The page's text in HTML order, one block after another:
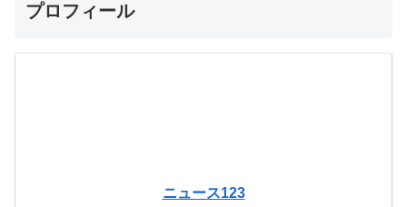
プロフィール
ニュース123